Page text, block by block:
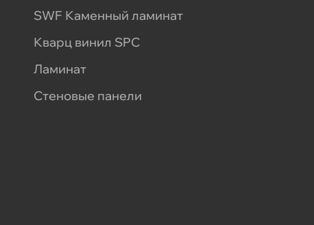
SWF Каменный ламинат
Кварц винил SPC
Ламинат
Стеновые панели